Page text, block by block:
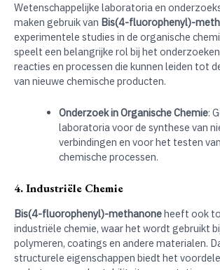
Wetenschappelijke laboratoria en
maken gebruik van Bis(4-fluorophenyl)-
experimentele studies in de organische
speelt een belangrijke rol bij het
reacties en processen die kunnen leiden tot
van nieuwe chemische producten.
Onderzoek in Organische Chemie:
laboratoria voor de synthese van
verbindingen en voor het testen
chemische processen.
4. Industriële Chemie
Bis(4-fluorophenyl)-methanoneheeft ook
industriële chemie, waar het wordt gebruikt
polymeren, coatings en andere materialen.
structurele eigenschappen biedt het